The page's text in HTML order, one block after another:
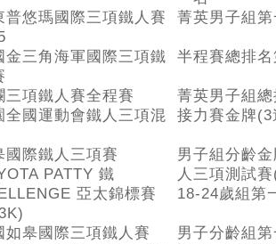
普悠瑪國際三項鐵人賽
菁英男子組
金三角海軍國際三項鐵
半程賽總排
三項鐵人賽全程賽
菁英男子組
全國運動會鐵人三項混
接力賽金牌
國際鐵人三項賽
男子組分齡
PATTY 鐵
人三項測試
亞太錦標賽
18-24歲組第
如皋國際三項鐵人賽
男子分齡組